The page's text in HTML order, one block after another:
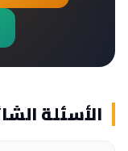
الأسئلة